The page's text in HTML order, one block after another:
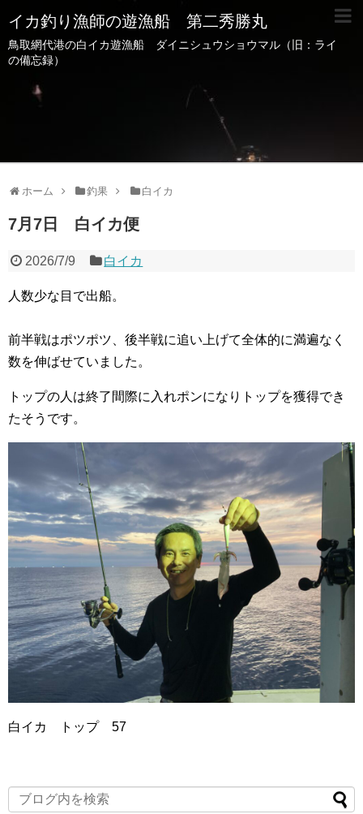
イカ釣り漁師の遊漁船 第二秀勝丸
鳥取網代港の白イカ遊漁船 ダイニシュウショウマル（旧：ライ
の備忘録）
ホーム 釣果 白イカ
7月7日 白イカ便
2026/7/9 白イカ
人数少な目で出船。
前半戦はポツポツ、後半戦に追い上げて全体的に満遍なく
数を伸ばせていました。
トップの人は終了間際に入れポンになりトップを獲得でき
たそうです。
白イカ トップ 57